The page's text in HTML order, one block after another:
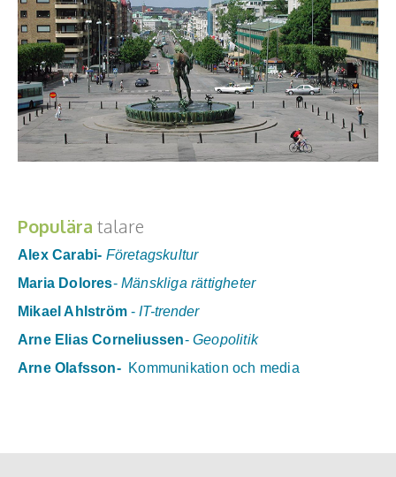
erkänd grön stad. Det var målbilden för
perspektivgruppen Gröna Staden som 2011 var med och
tog fram strategin för Göteborgs 400-årsjubileum. Med
tre år kvar till jubileumsfirandet vill vi stämma av vad som
gjorts och vad...
Läs mer
Populära talare
Alex Carabi- Företagskultur
Maria Dolores-Mänskliga rättigheter
Mikael Ahlström - IT-trender
Arne Elias Corneliussen-Geopolitik
Arne Olafsson- Kommunikation och media